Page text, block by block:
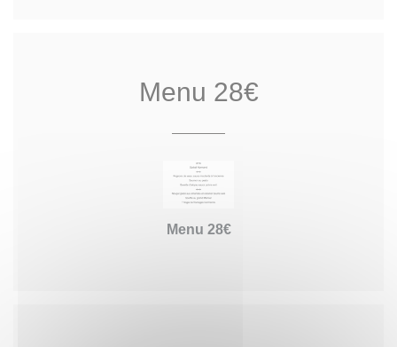
Menu 28€
Menu 28€